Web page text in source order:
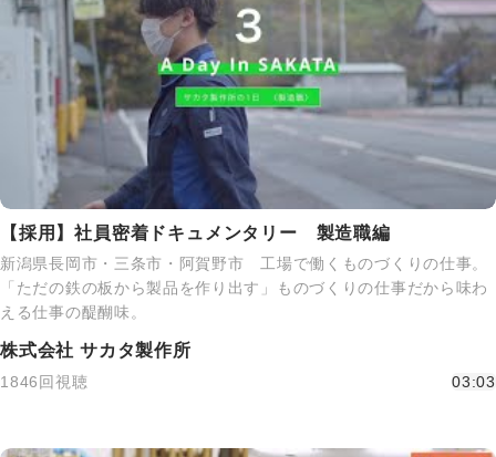
【採用】社員密着ドキュメンタリー 製造職編
新潟県長岡市・三条市・阿賀野市 工場で働くものづくりの仕事。
「ただの鉄の板から製品を作り出す」ものづくりの仕事だから味わ
える仕事の醍醐味。
株式会社 サカタ製作所
1846回視聴 03:03